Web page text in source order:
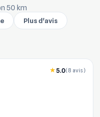
50 km
Plus d'avis
5.0(8 avis)